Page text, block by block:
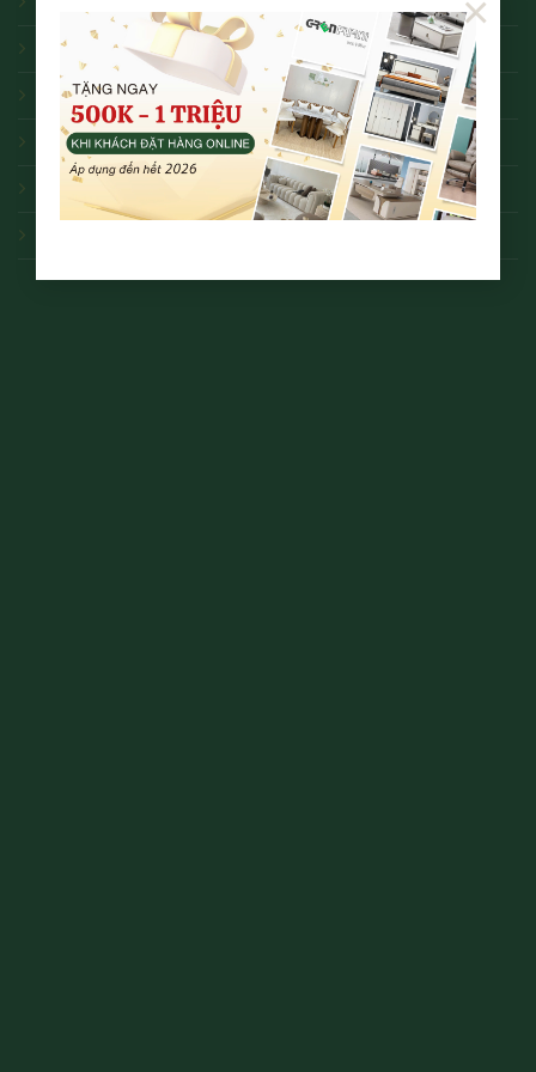
×
Chính Sách Bảo Hành
Hướng Dẫn Mua Hàng Online
Thanh Toán và Giao Nhận
Điều Khoản Dịch Vụ